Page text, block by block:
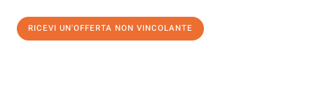
RICEVI UN'OFFERTA NON VINCOLANTE